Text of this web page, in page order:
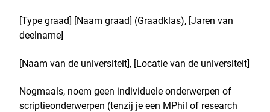
[Type graad] [Naam graad] (Graadklas), [Jaren van
deelname]
[Naam van de universiteit], [Locatie van de universiteit]
Nogmaals, noem geen individuele onderwerpen of
scriptieonderwerpen (tenzij je een MPhil of research